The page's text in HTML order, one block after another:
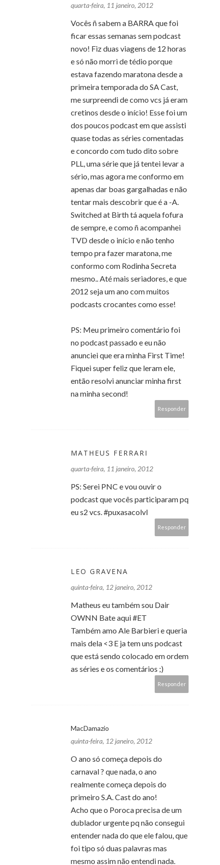
quarta-feira, 11 janeiro, 2012
Vocês ñ sabem a BARRA que foi
ficar essas semanas sem podcast
novo! Fiz duas viagens de 12 horas
e só não morri de tédio porque
estava fazendo maratona desde a
primeira temporada do SA Cast,
me surpreendi de como vcs já eram
cretinos desde o início! Esse foi um
dos poucos podcast em que assisti
quase todas as séries comentadas
e concordo com tudo dito sobre
PLL, uma série que já tentei levar a
sério, mas agora me conformo em
apenas dar boas gargalhadas e não
tentar mais descobrir que é a -A.
Switched at Birth tá aquela fofura
de sempre, e como ñ acompanhei
TVD desde o início e não tenho
tempo pra fazer maratona, me
conformo com Rodinha Secreta
mesmo.. Até mais seriadores, e que
2012 seja um ano com muitos
podcasts crocantes como esse!
PS: Meu primeiro comentário foi
no podcast passado e eu não
anunciei que era minha First Time!
Fiquei super feliz que leram ele,
então resolvi anunciar minha first
na minha second!
Responder
MATHEUS FERRARI
quarta-feira, 11 janeiro, 2012
PS: Serei PNC e vou ouvir o
podcast que vocês participaram pq
eu s2 vcs. #puxasacolvl
Responder
LEO GRAVENA
quinta-feira, 12 janeiro, 2012
Matheus eu também sou Dair
OWNN Bate aqui #ET
Também amo Ale Barbieri e queria
mais dela <3 E ja tem uns podcast
que está sendo colocado em ordem
as séries e os comentários ;)
Responder
MacDamazio
quinta-feira, 12 janeiro, 2012
O ano só começa depois do
carnaval ? que nada, o ano
realmente começa depois do
primeiro S.A. Cast do ano!
Acho que o Poroca precisa de um
dublador urgente pq não consegui
entender nada do que ele falou, que
foi tipo só duas palavras mas
mesmo assim não entendi nada.